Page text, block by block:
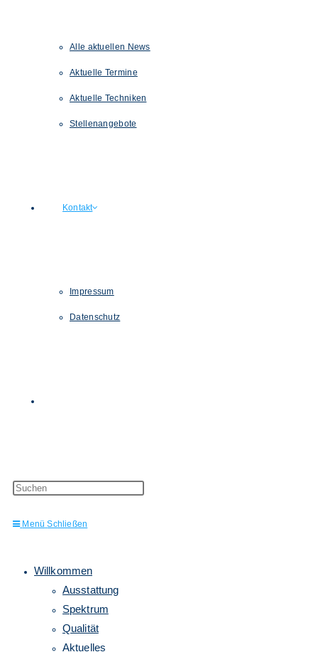
Alle aktuellen News
Aktuelle Termine
Aktuelle Techniken
Stellenangebote
Kontakt
Impressum
Datenschutz
Menü Schließen
Willkommen
Ausstattung
Spektrum
Qualität
Aktuelles